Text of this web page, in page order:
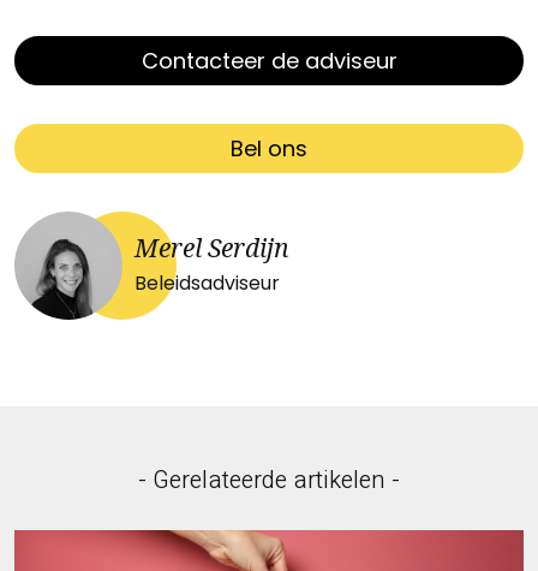
Contacteer de adviseur
Bel ons
Merel Serdijn
Beleidsadviseur
- Gerelateerde artikelen -